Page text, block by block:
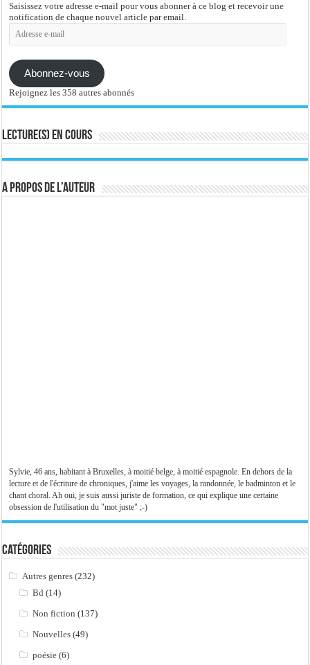
Saisissez votre adresse e-mail pour vous abonner à ce blog et recevoir une
notification de chaque nouvel article par email.
Adresse
e-
Abonnez-vous
Rejoignez les 358 autres abonnés
Lecture(s) en cours
A propos de l’auteur
Sylvie, 46 ans, habitant à Bruxelles, à moitié belge, à moitié espagnole. En dehors de la
lecture et de l'écriture de chroniques, j'aime les voyages, la randonnée, le badminton et le
chant choral. Ah oui, je suis aussi juriste de formation, ce qui explique une certaine
obsession de l'utilisation du "mot juste" ;-)
Catégories
Autres genres (232)
Bd (14)
Non fiction (137)
Nouvelles (49)
poésie (6)